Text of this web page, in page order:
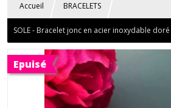
Accueil BRACELETS
SOLE - Bracelet jonc en acier inoxydable doré
Epuisé